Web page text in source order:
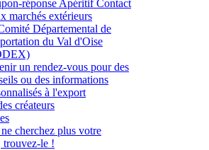
réponse Apéritif Contact
marchés extérieurs
Départemental de
du Val d'Oise
un rendez-vous pour des
ou des informations
à l'export
créateurs
cherchez plus votre
trouvez-le !